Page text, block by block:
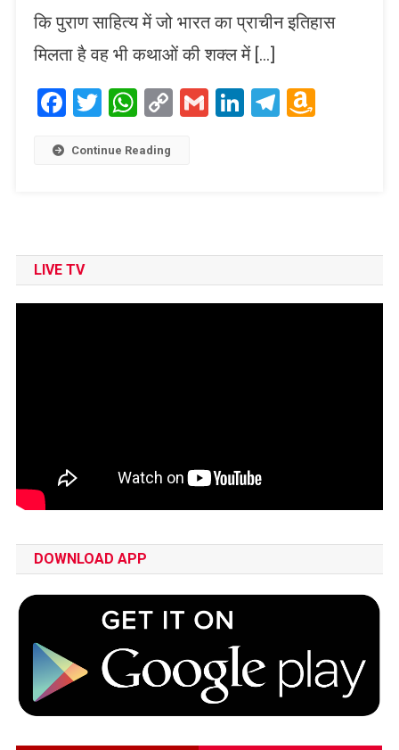
कि पुराण साहित्य में जो भारत का प्राचीन इतिहास
मिलता है वह भी कथाओं की शक्ल में […]
Facebook
Twitter
WhatsApp
CopyGmailLinkedIn
Telegram
Continue Reading
LIVE TV
DOWNLOAD APP